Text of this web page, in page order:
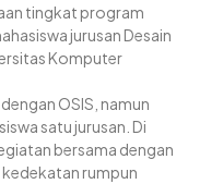
tingkat program
jurusan Desain
Komputer
OSIS, namun
satu jurusan. Di
bersama dengan
kedekatan rumpun